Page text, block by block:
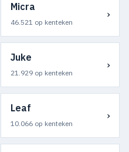
Micra
46.521 op kenteken
›
Juke
21.929 op kenteken
›
Leaf
10.066 op kenteken
›